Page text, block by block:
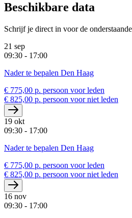
Beschikbare data
Schrijf je direct in voor de
21 sep
09:30 - 17:00
Nader te bepalen Den Haag
€ 775,00 p. persoon voor leden
€ 825,00 p. persoon voor niet leden
19 okt
09:30 - 17:00
Nader te bepalen Den Haag
€ 775,00 p. persoon voor leden
€ 825,00 p. persoon voor niet leden
16 nov
09:30 - 17:00